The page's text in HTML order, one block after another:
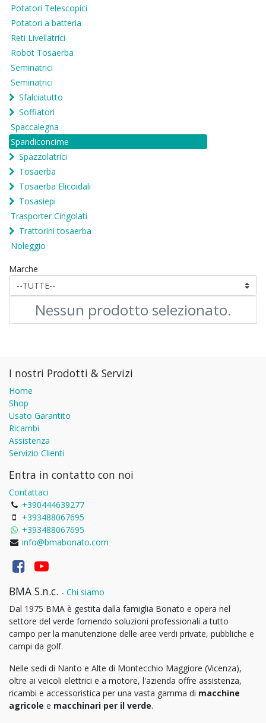
Potatori Telescopici
Potatori a batteria
Reti Livellatrici
Robot Tosaerba
Seminatrici
Seminatrici
Sfalciatutto
Soffiatori
Spaccalegna
Spandiconcime
Spazzolatrici
Tosaerba
Tosaerba Elicoidali
Tosasiepi
Trasporter Cingolati
Trattorini tosaerba
Noleggio
Marche
Nessun prodotto selezionato.
I nostri Prodotti & Servizi
Home
Shop
Usato Garantito
Ricambi
Assistenza
Servizio Clienti
Entra in contatto con noi
Contattaci
+390444639277
+393488067695
+393488067695
info@bmabonato.com
BMA S.n.c. - Chi siamo
Dal 1975 BMA è gestita dalla famiglia Bonato e opera nel
settore del verde fornendo soluzioni professionali a tutto
campo per la manutenzione delle aree verdi private, pubbliche e
campi da golf.
Nelle sedi di Nanto e Alte di Montecchio Maggiore (Vicenza),
oltre ai veicoli elettrici e a motore, l'azienda offre assistenza,
ricambi e accessoristica per una vasta gamma di macchine
agricole e macchinari per il verde.